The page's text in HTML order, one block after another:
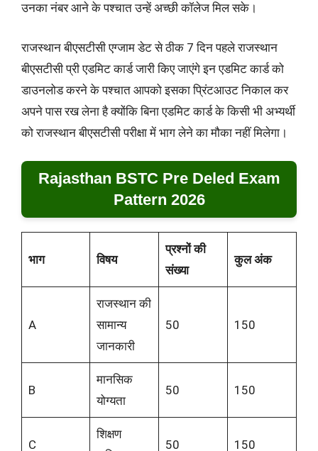
उनका नंबर आने के पश्चात उन्हें अच्छी कॉलेज मिल सके।
राजस्थान बीएसटीसी एग्जाम डेट से ठीक 7 दिन पहले राजस्थान
बीएसटीसी प्री एडमिट कार्ड जारी किए जाएंगे इन एडमिट कार्ड को
डाउनलोड करने के पश्चात आपको इसका प्रिंटआउट निकाल कर
अपने पास रख लेना है क्योंकि बिना एडमिट कार्ड के किसी भी अभ्यर्थी
को राजस्थान बीएसटीसी परीक्षा में भाग लेने का मौका नहीं मिलेगा।
Rajasthan BSTC Pre Deled Exam
Pattern 2026
भाग विषय
प्रश्नों की
संख्या
कुल अंक
A
राजस्थान की
सामान्य
जानकारी
50 150
B
मानसिक
योग्यता
50 150
C
शिक्षण
50 150